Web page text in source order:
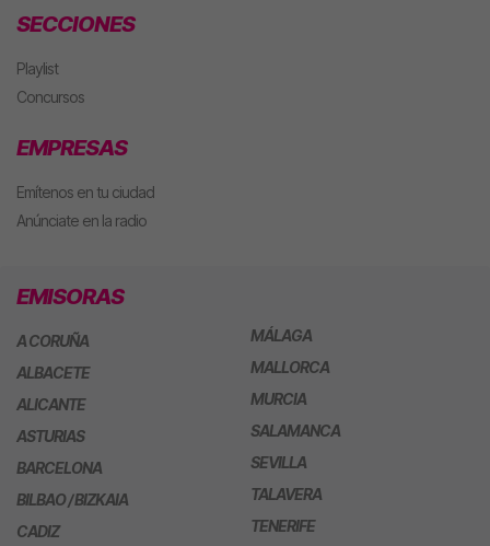
SECCIONES
Playlist
Concursos
EMPRESAS
Emítenos en tu ciudad
Anúnciate en la radio
EMISORAS
A CORUÑA
ALBACETE
ALICANTE
ASTURIAS
BARCELONA
BILBAO / BIZKAIA
CADIZ
MÁLAGA
MALLORCA
MURCIA
SALAMANCA
SEVILLA
TALAVERA
TENERIFE